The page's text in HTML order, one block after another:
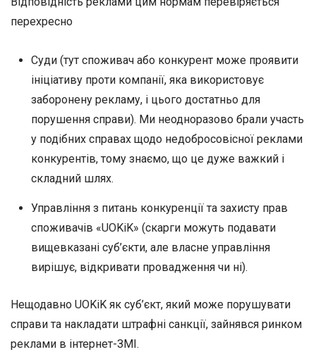
перехресно
Суди (тут споживач або конкурент може проявити
ініціативу проти компанії, яка використовує
заборонену рекламу, і цього достатньо для
порушення справи). Ми неодноразово брали участь
у подібних справах щодо недобросовісної реклами
конкурентів, тому знаємо, що це дуже важкий і
складний шлях.
Управління з питань конкуренції та захисту прав
споживачів «UOKiK» (скарги можуть подавати
вищевказані суб’єкти, але власне управління
вирішує, відкривати провадження чи ні).
Нещодавно UOKiK як суб’єкт, який може порушувати
справи та накладати штрафні санкції, зайнявся ринком
реклами в інтернет-ЗМІ.